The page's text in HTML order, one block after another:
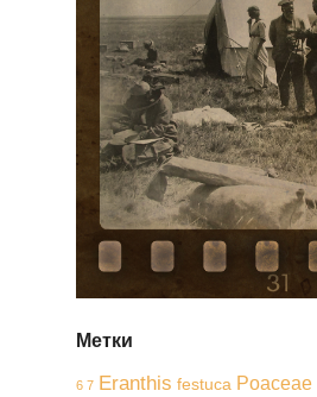
Метки
6 7 Eranthis festuca Poaceae